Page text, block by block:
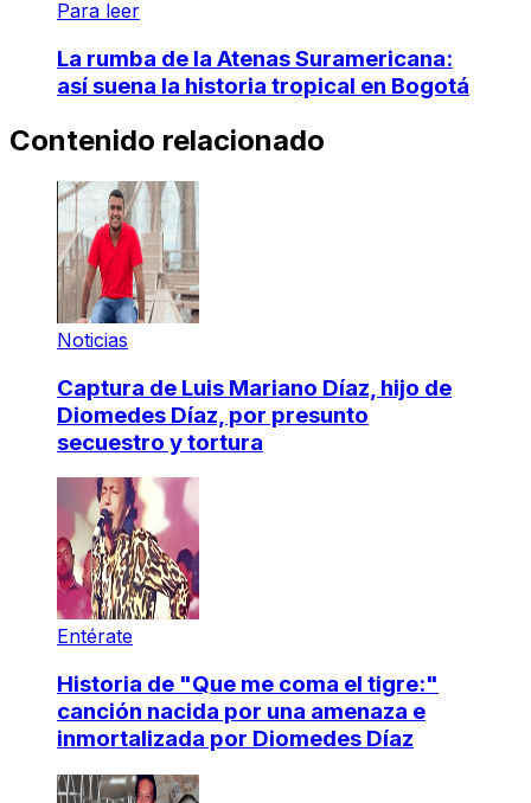
Para leer
La rumba de la Atenas Suramericana:
así suena la historia tropical en Bogotá
Contenido relacionado
Noticias
Captura de Luis Mariano Díaz, hijo de
Diomedes Díaz, por presunto
secuestro y tortura
Entérate
Historia de "Que me coma el tigre:"
canción nacida por una amenaza e
inmortalizada por Diomedes Díaz